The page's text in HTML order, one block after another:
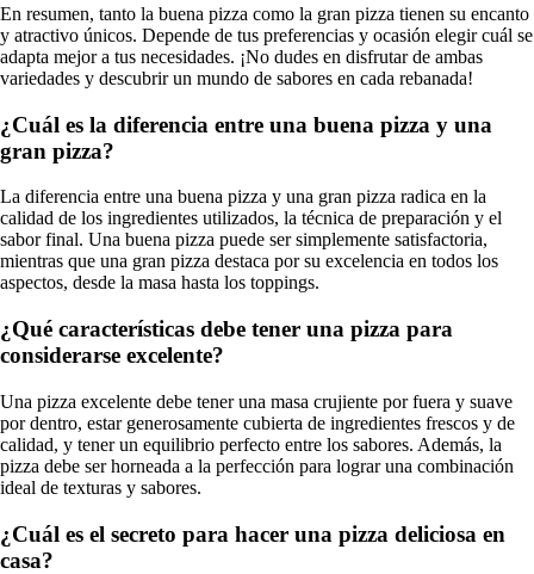
En resumen, tanto la buena pizza como la gran pizza tienen su encanto
y atractivo únicos. Depende de tus preferencias y ocasión elegir cuál se
adapta mejor a tus necesidades. ¡No dudes en disfrutar de ambas
variedades y descubrir un mundo de sabores en cada rebanada!
¿Cuál es la diferencia entre una buena pizza y una
gran pizza?
La diferencia entre una buena pizza y una gran pizza radica en la
calidad de los ingredientes utilizados, la técnica de preparación y el
sabor final. Una buena pizza puede ser simplemente satisfactoria,
mientras que una gran pizza destaca por su excelencia en todos los
aspectos, desde la masa hasta los toppings.
¿Qué características debe tener una pizza para
considerarse excelente?
Una pizza excelente debe tener una masa crujiente por fuera y suave
por dentro, estar generosamente cubierta de ingredientes frescos y de
calidad, y tener un equilibrio perfecto entre los sabores. Además, la
pizza debe ser horneada a la perfección para lograr una combinación
ideal de texturas y sabores.
¿Cuál es el secreto para hacer una pizza deliciosa en
casa?